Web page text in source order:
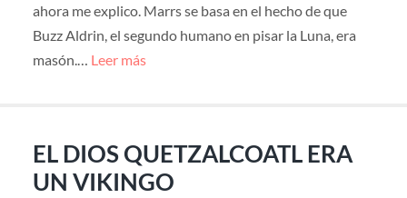
ahora me explico. Marrs se basa en el hecho de que
Buzz Aldrin, el segundo humano en pisar la Luna, era
masón.… Leer más
EL DIOS QUETZALCOATL ERA
UN VIKINGO